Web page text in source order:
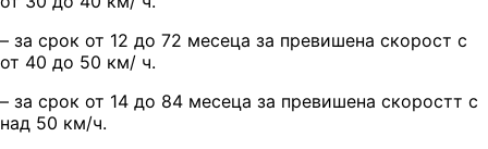
– за срок от 12 до 72 месеца за превишена скорост с
от 40 до 50 км/ ч.
– за срок от 14 до 84 месеца за превишена скоростт с
над 50 км/ч.